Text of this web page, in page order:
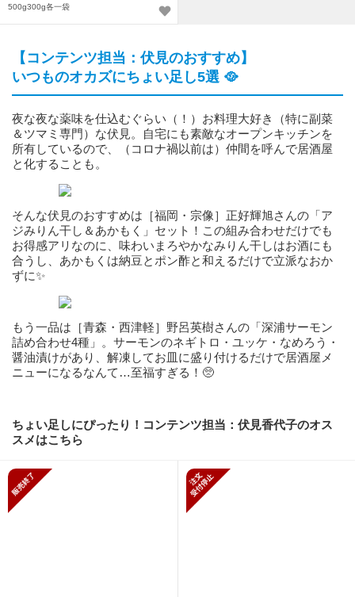
500g300g各一袋
【コンテンツ担当：伏見のおすすめ】
いつものオカズにちょい足し5選 🥘
夜な夜な薬味を仕込むぐらい（！）お料理大好き（特に副菜
＆ツマミ専門）な伏見。自宅にも素敵なオープンキッチンを
所有しているので、（コロナ禍以前は）仲間を呼んで居酒屋
と化することも。
そんな伏見のおすすめは［福岡・宗像］正好輝旭さんの「ア
ジみりん干し＆あかもく」セット！この組み合わせだけでも
お得感アリなのに、味わいまろやかなみりん干しはお酒にも
合うし、あかもくは納豆とポン酢と和えるだけで立派なおか
ずに✨
もう一品は［青森・西津軽］野呂英樹さんの「深浦サーモン
詰め合わせ4種」。サーモンのネギトロ・ユッケ・なめろう・
醤油漬けがあり、解凍してお皿に盛り付けるだけで居酒屋メ
ニューになるなんて…至福すぎる！🥺
ちょい足しにぴったり！コンテンツ担当：伏見香代子のオス
スメはこちら